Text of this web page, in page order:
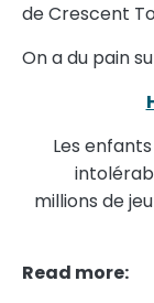
de Crescent
On a du pain
Les
millions de
Read more: